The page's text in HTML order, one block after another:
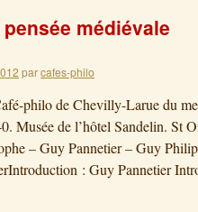
médiévale
parcafes-philo
philo de Chevilly-Larue du
Musée de l’hôtel Sandelin. St
– Guy Pannetier – Guy
: Guy Pannetier